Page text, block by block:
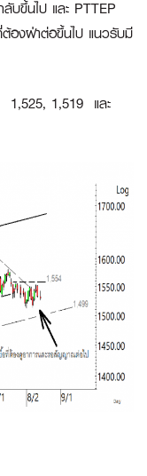
บขึ้นไป และ PTTEP
องฝ่าต่อขึ้นไป แนวรับมี
1,519 และ